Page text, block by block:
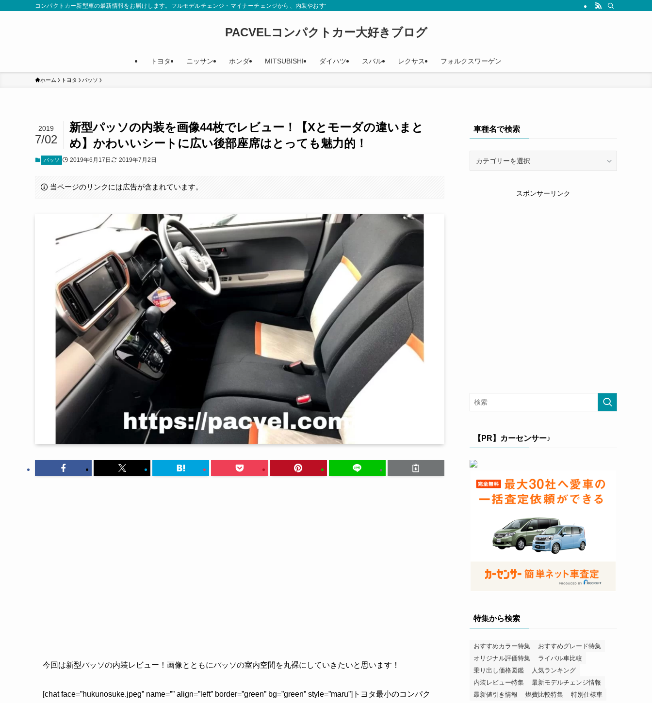
コンパクトカー新型車の最新情報をお届けします。フルモデルチェンジ・マイナーチェンジから、内装やおすすめグレード、辛口評価までカタログや雑誌では読めない情報を発信していきます。
PACVELコンパクトカー大好きブログ
トヨタ ニッサン ホンダ MITSUBISHI ダイハツ スバル レクサス フォルクスワーゲン
ホーム トヨタ パッソ
新型パッソの内装を画像44枚でレビュー！【Xとモーダの違いまと
め】かわいいシートに広い後部座席はとっても魅力的！
2019
7/02
パッソ 2019年6月17日 2019年7月2日
当ページのリンクには広告が含まれています。
今回は新型パッソの内装レビュー！画像とともにパッソの室内空間を丸裸にしていきたいと思います！
[chat face=”hukunosuke.jpeg” name=”” align=”left” border=”green” bg=”green” style=”maru”]トヨタ最小のコンパク
車種名で検索
スポンサーリンク
【PR】カーセンサー♪
特集から検索
おすすめカラー特集
おすすめグレード特集
オリジナル評価特集
ライバル車比較
乗り出し価格図鑑
人気ランキング
内装レビュー特集
最新モデルチェンジ情報
最新値引き情報
燃費比較特集 特別仕様車